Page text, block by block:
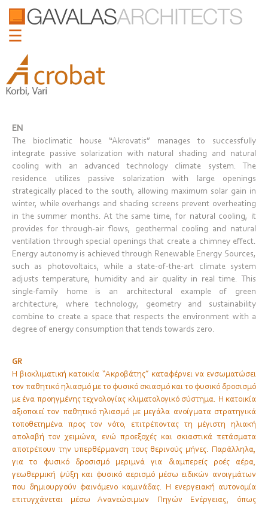
EN
The bioclimatic house “Akrovatis” manages to successfully
integrate passive solarization with natural shading and natural
cooling with an advanced technology climate system. The
residence utilizes passive solarization with large openings
strategically placed to the south, allowing maximum solar gain in
winter, while overhangs and shading screens prevent overheating
in the summer months. At the same time, for natural cooling, it
provides for through-air flows, geothermal cooling and natural
ventilation through special openings that create a chimney effect.
Energy autonomy is achieved through Renewable Energy Sources,
such as photovoltaics, while a state-of-the-art climate system
adjusts temperature, humidity and air quality in real time. This
single-family home is an architectural example of green
architecture, where technology, geometry and sustainability
combine to create a space that respects the environment with a
degree of energy consumption that tends towards zero.
GR
H βιοκλιματική κατοικία “Ακροβάτης” καταφέρνει να ενσωματώσει
τον παθητικό ηλιασμό με το φυσικό σκιασμό και το φυσικό δροσισμό
με ένα προηγμένης τεχνολογίας κλιματολογικό σύστημα. Η κατοικία
αξιοποιεί τον παθητικό ηλιασμό με μεγάλα ανοίγματα στρατηγικά
τοποθετημένα προς τον νότο, επιτρέποντας τη μέγιστη ηλιακή
απολαβή τον χειμώνα, ενώ προεξοχές και σκιαστικά πετάσματα
αποτρέπουν την υπερθέρμανση τους θερινούς μήνες. Παράλληλα,
για το φυσικό δροσισμό μεριμνά για διαμπερείς ροές αέρα,
γεωθερμική ψύξη και φυσικό αερισμό μέσω ειδικών ανοιγμάτων
που δημιουργούν φαινόμενο καμινάδας. Η ενεργειακή αυτονομία
επιτυγχάνεται μέσω Ανανεώσιμων Πηγών Ενέργειας, όπως